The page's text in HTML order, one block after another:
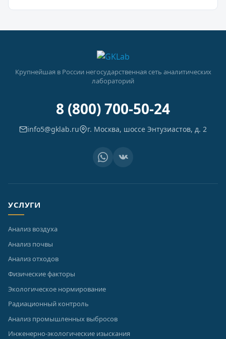
Крупнейшая в России негосударственная сеть аналитических
лабораторий
8 (800) 700-50-24
info5@gklab.ru г. Москва, шоссе Энтузиастов, д. 2
УСЛУГИ
Анализ воздуха
Анализ почвы
Анализ отходов
Физические факторы
Экологическое нормирование
Радиационный контроль
Анализ промышленных выбросов
Инженерно-экологические изыскания